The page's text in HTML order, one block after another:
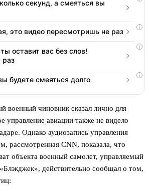
секунд, а смеяться вы
i
это видео пересмотришь не раз
i
оставит вас без слов!
раз
i
будете смеяться долго
военный чиновник сказал лично для
управление авиации также не видело
Однако аудиозапись управления
рассмотренная CNN, показала, что
объекта военный самолет, управляемый
действительно сообщал о том,